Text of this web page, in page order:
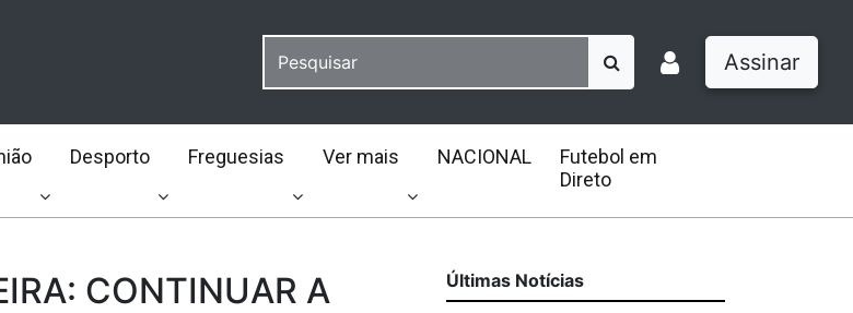
Assinar
Desporto Freguesias Ver mais NACIONAL
Futebol em
Direto
CONTINUAR A
Últimas Notícias